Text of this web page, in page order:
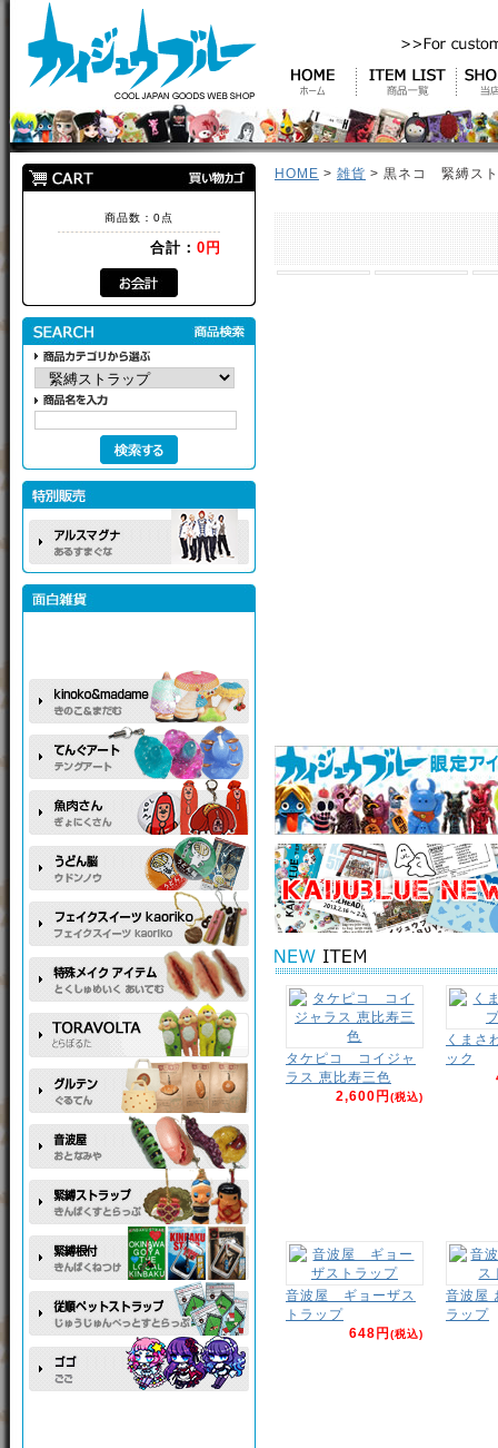
商品数：0点
合計： 0円
HOME > 雑貨 > 黒ネコ 緊縛ス
タケピコ コイジャ
ラス 恵比寿三色
2,600円(税込)
くまさ
ック
音波屋 ギョーザス
トラップ
648円(税込)
音波屋
ラップ